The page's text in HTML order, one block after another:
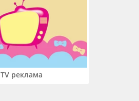
TV реклама